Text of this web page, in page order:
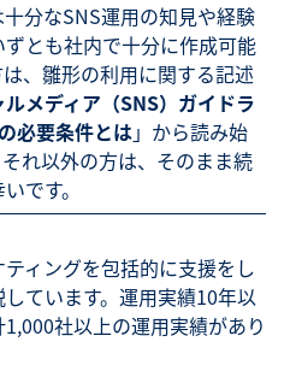
分なSNS運用の知見や経験
とも社内で十分に作成可能
、雛形の利用に関する記述
メディア（SNS）ガイドラ
必要条件とは」から読み始
れ以外の方は、そのまま続
です。
ィングを包括的に支援をし
ています。運用実績10年以
社以上の運用実績があり